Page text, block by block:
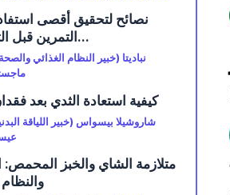
التمرين قبل التمرين و...
نباديتا (خبير النظام الغذائي
كيفية استعادة الثدي بعد
شاروشيلا بيسواس (خبير اللياقة
متلازمة الشاي والخبز المحمص: